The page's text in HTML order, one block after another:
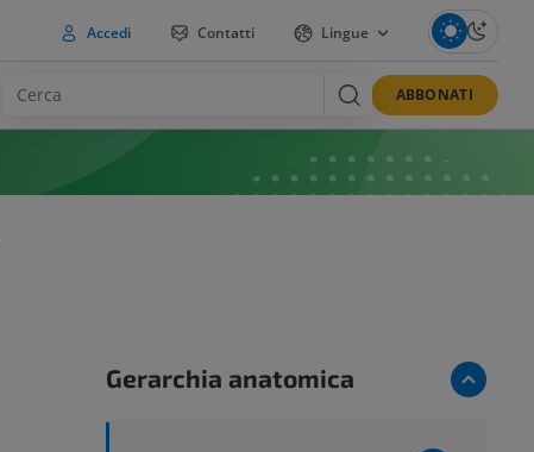
Accedi Contatti Lingue
ABBONATI
Gerarchia anatomica